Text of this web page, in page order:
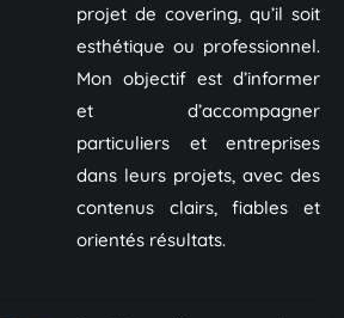
projet de covering, qu’il soit
esthétique ou professionnel.
Mon objectif est d’informer
et d’accompagner
particuliers et entreprises
dans leurs projets, avec des
contenus clairs, fiables et
orientés résultats.